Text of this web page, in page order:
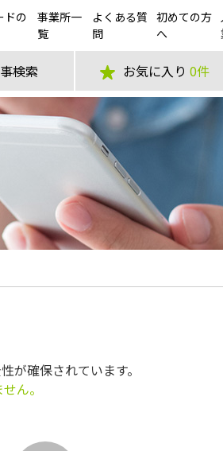
ドの
事業所一
覧
よくある質
問
初めての方
へ
検索 お気に入り 0件
が確保されています。
ん。